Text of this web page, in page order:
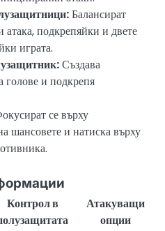
Балансират
подкрепяйки и двете
играта.
Създава
голове и подкрепя
се върху
шансовете и натиска върху
Контрол в
Атакуващи
опции